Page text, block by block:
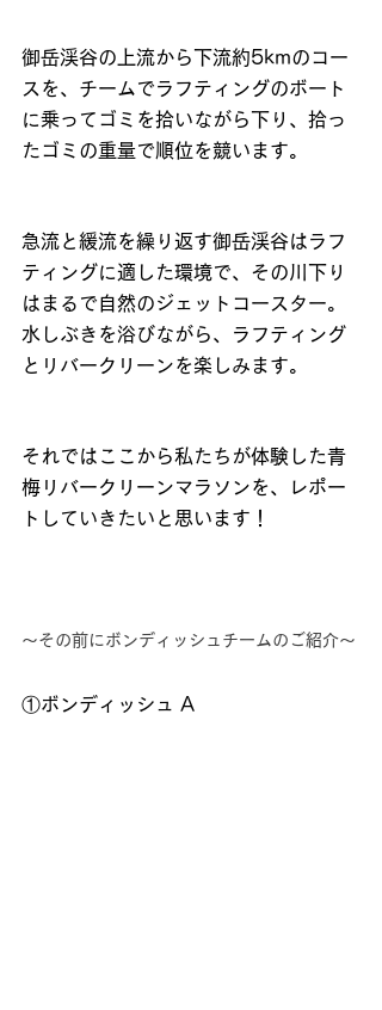
御岳渓谷の上流から下流約5kmのコー
スを、チームでラフティングのボート
に乗ってゴミを拾いながら下り、拾っ
たゴミの重量で順位を競います。
急流と緩流を繰り返す御岳渓谷はラフ
ティングに適した環境で、その川下り
はまるで自然のジェットコースター。
水しぶきを浴びながら、ラフティング
とリバークリーンを楽しみます。
それではここから私たちが体験した青
梅リバークリーンマラソンを、レポー
トしていきたいと思います！
～その前にボンディッシュチームのご紹介～
①ボンディッシュ A